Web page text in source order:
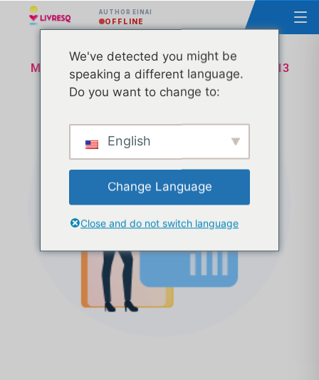
AUTHOR ΕΊΝΑΙ
OFFLINE
Μάθημα - Βασικές αρχές του LIVRESQ - Ομάδα 13
We've detected you might be
speaking a different language.
Do you want to change to:
English
Change Language
Close and do not switch language